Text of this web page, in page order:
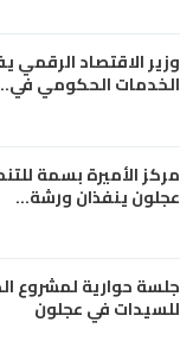
وزير الاقتصاد الرقمي
الخدمات الحكومي
مركز الأميرة بسمة
عجلون ينفذان ورشة…
جلسة حوارية لمشروع
للسيدات في عجلون